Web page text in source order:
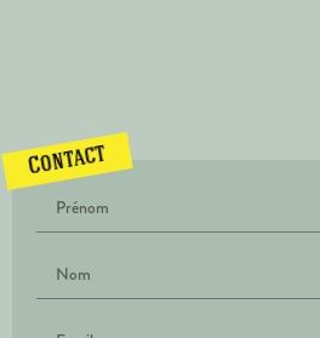
Contact